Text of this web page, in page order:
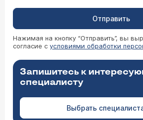
Отправить
Нажимая на кнопку “Отправить”, вы
согласие с условиями обработки
Запишитесь к
специалисту
Выбрать